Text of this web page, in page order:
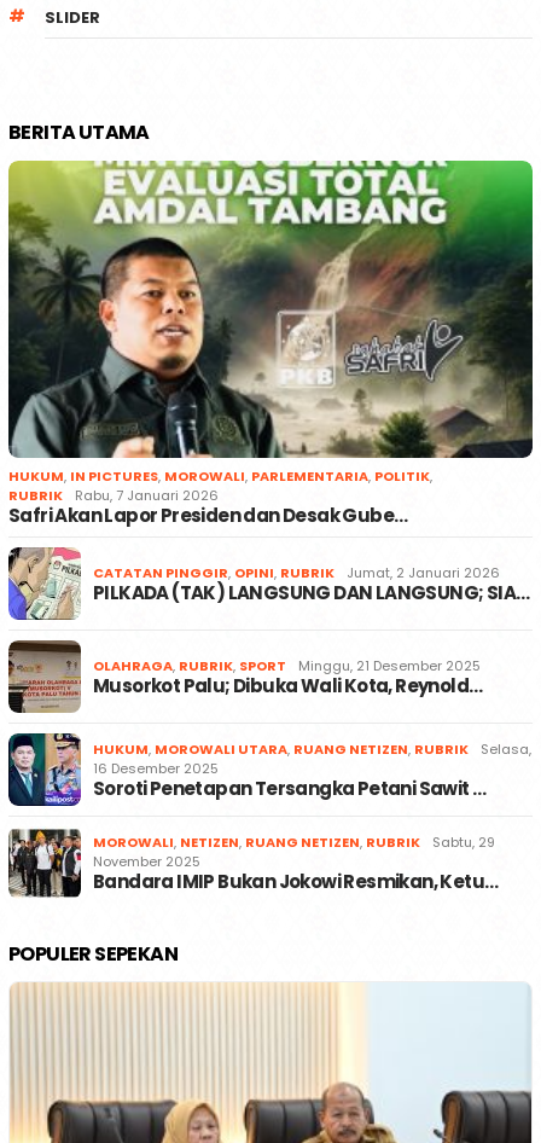
SLIDER
BERITA UTAMA
HUKUM, IN PICTURES, MOROWALI, PARLEMENTARIA, POLITIK,
RUBRIK
Rabu, 7 Januari 2026
Safri Akan Lapor Presiden dan Desak Gube…
CATATAN PINGGIR, OPINI, RUBRIK Jumat, 2 Januari 2026
PILKADA (TAK) LANGSUNG DAN LANGSUNG; SIA…
OLAHRAGA, RUBRIK, SPORT Minggu, 21 Desember 2025
Musorkot Palu; Dibuka Wali Kota, Reynold…
HUKUM, MOROWALI UTARA, RUANG NETIZEN, RUBRIK
Selasa,
16 Desember 2025
Soroti Penetapan Tersangka Petani Sawit …
MOROWALI, NETIZEN, RUANG NETIZEN, RUBRIK
Sabtu, 29
November 2025
Bandara IMIP Bukan Jokowi Resmikan, Ketu…
POPULER SEPEKAN